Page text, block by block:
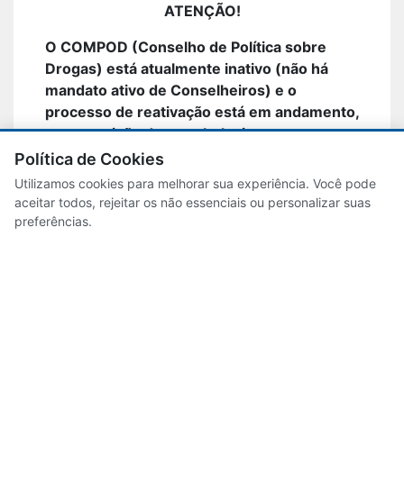
ATENÇÃO!
O COMPOD (Conselho de Política sobre
Drogas) está atualmente inativo (não há
mandato ativo de Conselheiros) e o
processo de reativação está em andamento,
com previsão de restabelecimento para o
início de 2019.
Atas de reuniões
Política de Cookies
Utilizamos cookies para melhorar sua experiência. Você pode
aceitar todos, rejeitar os não essenciais ou personalizar suas
preferências.